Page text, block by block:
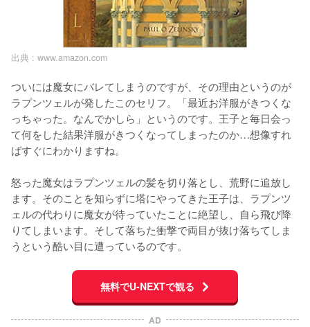
出典 : www.amazon.com
ついには魔女にバレてしまうのですが、その理由というのが
ラプンツェルが発したこのセリフ。「最近お洋服がきつくな
っちゃった。なんでかしら」というのです。王子と毎日会っ
て何をした結果洋服がきつくなってしまったのか…想像すれ
ばすぐにわかりますね。
怒った魔女はラプンツェルの髪を切り落とし、荒野に追放し
ます。そのことを知らずに塔にやってきた王子は、ラプンツ
ェルの代わりに魔女が待っていたことに絶望し、自ら飛び降
りてしまいます。そして落ちた衝撃で両目が抜け落ちてしま
うという酷い目に遭っているのです。
無料でU-NEXTで観る
AD